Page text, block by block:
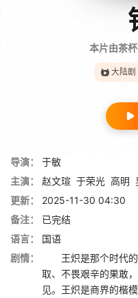
本片由茶
大陆剧
导演：
于敏
主演：
赵文瑄 于荣光 高明
更新：
2025-11-30 04:30
备注：
已完结
语言：
国语
剧情：
王炽是那个时代的
取、不畏艰辛的果敢
见。王炽是商界的楷